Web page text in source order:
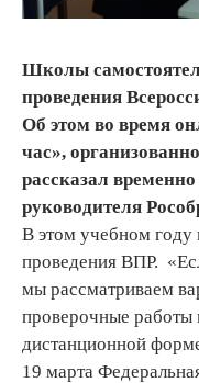
Школы
проведения
Об этом во время
час»,
рассказал
руководителя
В этом учебном году
проведения ВПР.
мы рассматриваем
проверочные работы
дистанционной
19 марта